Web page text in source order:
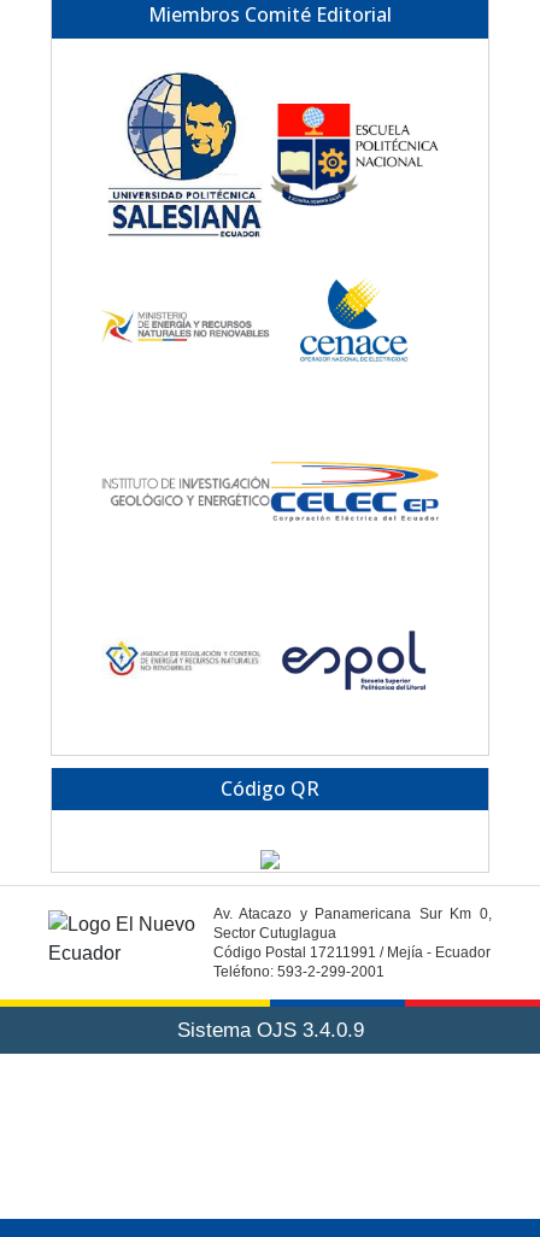
Miembros Comité Editorial
Código QR
Av. Atacazo y Panamericana Sur Km 0,
Sector Cutuglagua
Código Postal 17211991 / Mejía - Ecuador
Teléfono: 593-2-299-2001
Sistema OJS 3.4.0.9